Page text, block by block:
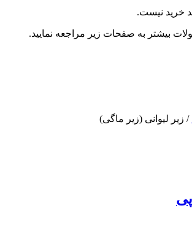
خرید نیست.
بیشتر به صفحات زیر مراجعه نمایید.
/ زیر لیوانی (زیر ماگی)